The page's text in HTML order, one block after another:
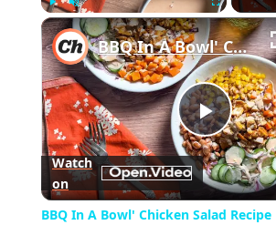
Play Unmute Fullscreen
Play
Video
BBQ In A Bowl' Chicken Salad Recipe
Watch
on
BBQ In A Bowl' Chicken Salad Recipe